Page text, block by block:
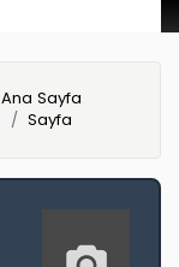
Ana Sayfa
Sayfa